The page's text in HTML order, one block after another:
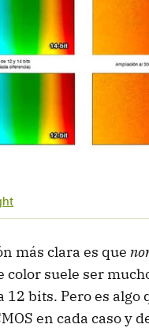
más clara es que
color suele ser
12 bits. Pero es algo
en cada caso y